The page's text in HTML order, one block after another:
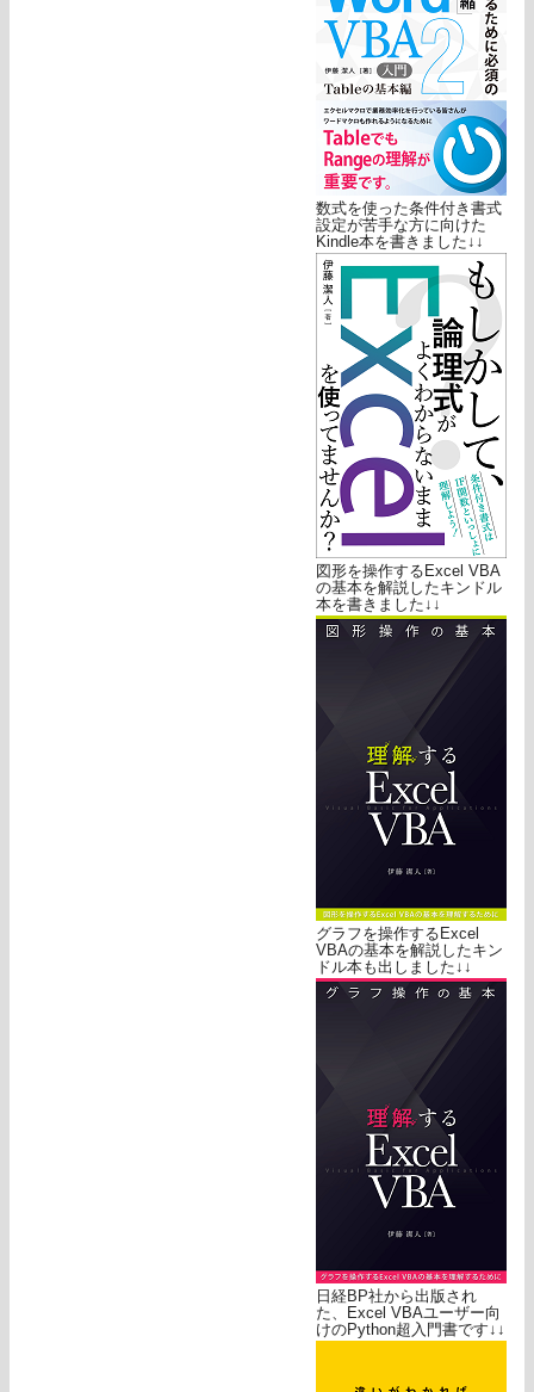
数式を使った条件付き書式
設定が苦手な方に向けた
Kindle本を書きました↓↓
図形を操作するExcel VBA
の基本を解説したキンドル
本を書きました↓↓
グラフを操作するExcel
VBAの基本を解説したキン
ドル本も出しました↓↓
日経BP社から出版され
た、Excel VBAユーザー向
けのPython超入門書です↓↓